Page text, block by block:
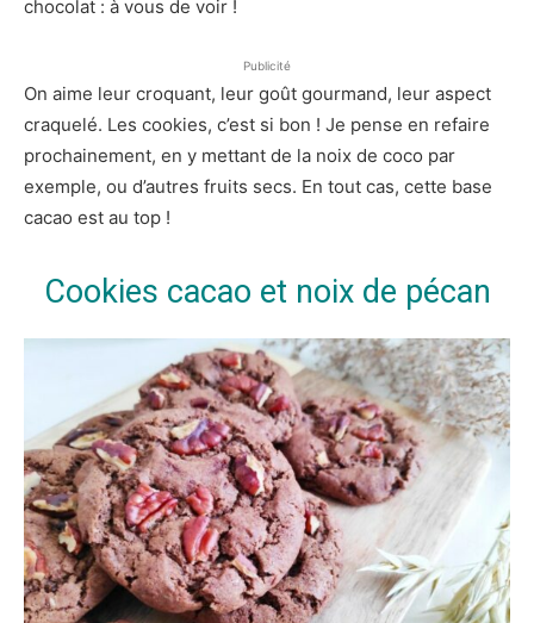
chocolat : à vous de voir !
Publicité
On aime leur croquant, leur goût gourmand, leur aspect
craquelé. Les cookies, c’est si bon ! Je pense en refaire
prochainement, en y mettant de la noix de coco par
exemple, ou d’autres fruits secs. En tout cas, cette base
cacao est au top !
Cookies cacao et noix de pécan